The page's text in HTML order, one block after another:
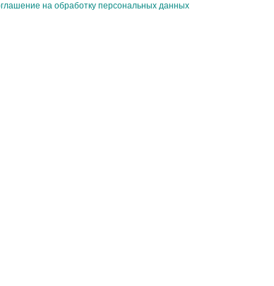
на обработку персональных данных